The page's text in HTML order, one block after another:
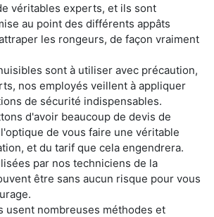
véritables experts, et ils sont
au point des différents appâts
les rongeurs, de façon vraiment
sont à utiliser avec précaution,
nos employés veillent à appliquer
de sécurité indispensables.
d'avoir beaucoup de devis de
de vous faire une véritable
et du tarif que cela engendrera.
par nos techniciens de la
être sans aucun risque pour vous
usent nombreuses méthodes et